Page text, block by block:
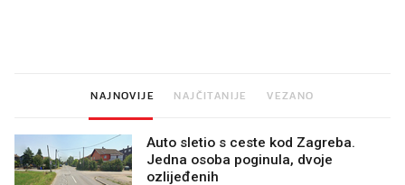
NAJNOVIJE NAJČITANIJE VEZANO
Auto sletio s ceste kod Zagreba.
Jedna osoba poginula, dvoje
ozlijeđenih